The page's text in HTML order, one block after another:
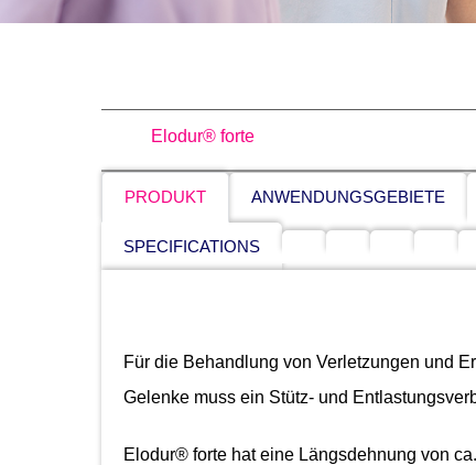
Elodur® forte
PRODUKT ANWENDUNGSGEBIETE
SPECIFICATIONS
Für die Behandlung von Verletzungen und
Gelenke muss ein Stütz- und
Elodur® forte hat eine Längsdehnung von